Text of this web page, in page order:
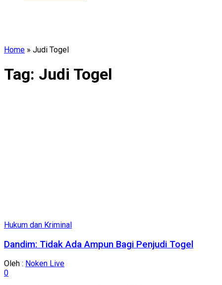
Home » Judi Togel
Tag: Judi Togel
Hukum dan Kriminal
Dandim: Tidak Ada Ampun Bagi Penjudi Togel
Oleh : Noken Live
0